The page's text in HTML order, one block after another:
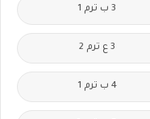
3 ب ترم 1
3 ع ترم 2
4 ب ترم 1